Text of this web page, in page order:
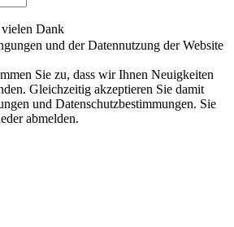
Dank
und der Datennutzung der Website
Sie zu, dass wir Ihnen Neuigkeiten
Gleichzeitig akzeptieren Sie damit
und Datenschutzbestimmungen. Sie
abmelden.